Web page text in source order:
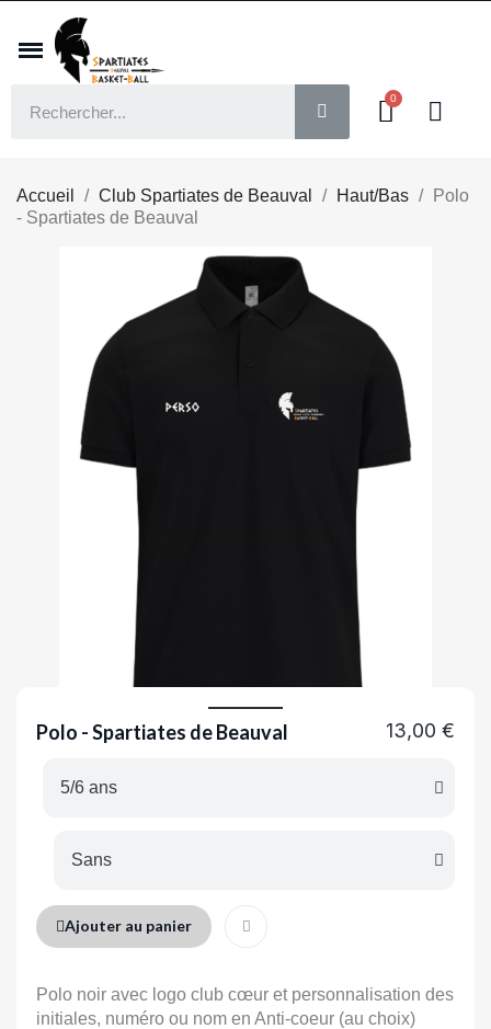
Accueil Club Spartiates de Beauval Haut/Bas
Polo
- Spartiates de Beauval
Polo - Spartiates de Beauval 13,00 €
Polo noir avec logo club cœur et personnalisation des
initiales, numéro ou nom en Anti-coeur (au choix)
Ajouter au panier